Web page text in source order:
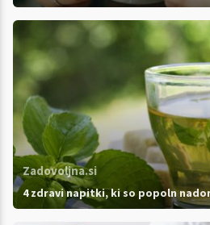
Zadovoljna.si
4 zdravi napitki, ki so popoln